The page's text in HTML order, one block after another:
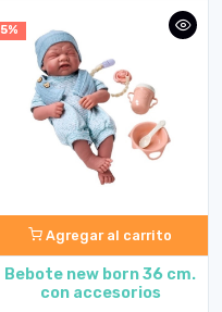
5%
Agregar al carrito
Bebote new born 36 cm.
con accesorios